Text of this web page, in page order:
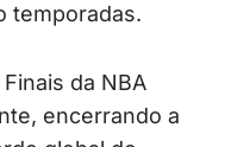
temporadas.
da NBA
encerrando a